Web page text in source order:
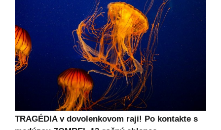
TRAGÉDIA v dovolenkovom raji! Po kontakte s